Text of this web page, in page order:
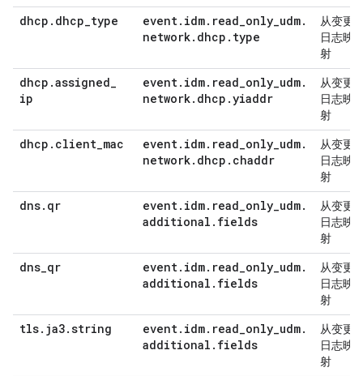
dhcp . dhcp_type event. idm. read_only_udm.
network. dhcp . type
从变更
日志映
射
dhcp .assigned_
ip
event. idm. read_only_udm.
network. dhcp .yiaddr
从变更
日志映
射
dhcp . client_mac event. idm. read_only_udm.
network. dhcp . chaddr
从变更
日志映
射
dns. qr event. idm. read_only_udm.
additional . fields
从变更
日志映
射
dns_qr event. idm. read_only_udm.
additional . fields
从变更
日志映
射
tls. ja3.string event. idm. read_only_udm.
additional . fields
从变更
日志映
射